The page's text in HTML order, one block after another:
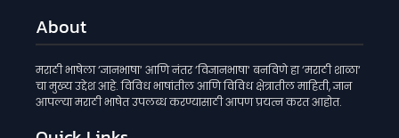
About
मराठी भाषेला ‘ज्ञानभाषा‘ आणि नंतर ‘विज्ञानभाषा‘ बनविणे हा ‘मराठी शाळा‘
चा मुख्य उद्देश आहे. विविध भाषांतील आणि विविध क्षेत्रातील माहिती, ज्ञान
आपल्या मराठी भाषेत उपलब्ध करण्यासाठी आपण प्रयत्न करत आहोत.